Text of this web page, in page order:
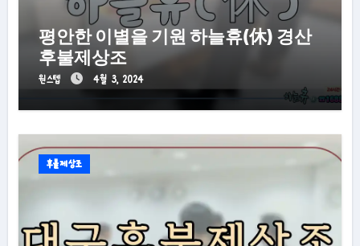
평안한 이별을 기원 하늘휴(休) 경산
후불제상조
원스텝 4월 3, 2024
후불제상조